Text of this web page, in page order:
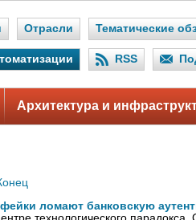
Отрасли Тематические
RSS
Архитектура и
ломают банковскую